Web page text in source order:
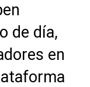
de día,
en